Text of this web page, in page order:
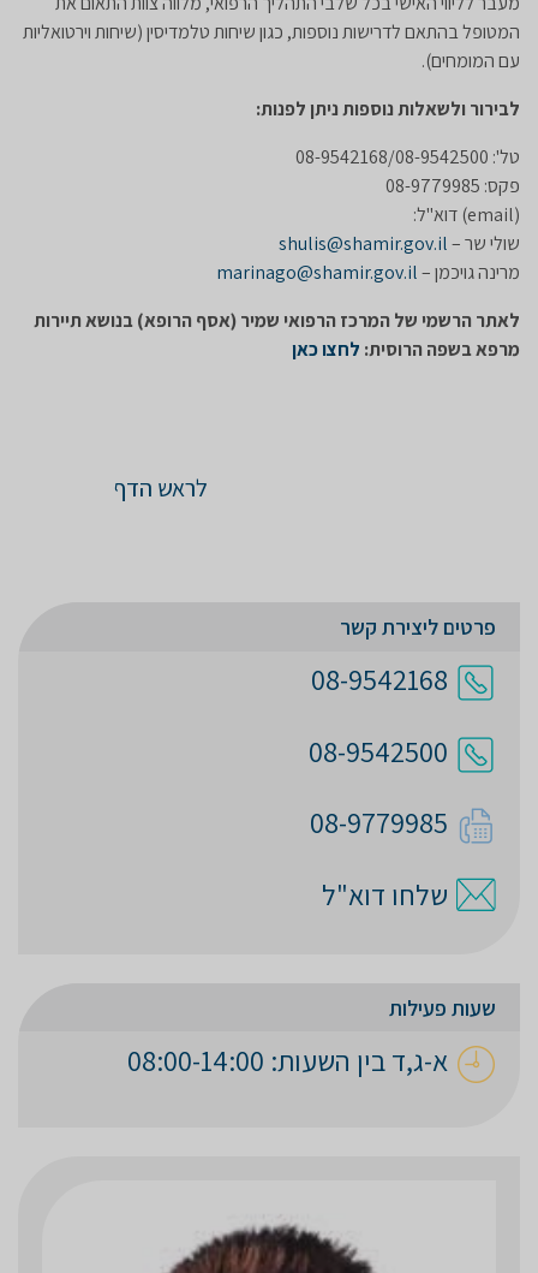
המטופל בהתאם לדרישות נוספות, כגון שיחות טלמדיסין (שיחות וירטואליות
עם המומחים).
לבירור ולשאלות נוספות ניתן לפנות:
טל': 08-9542168/08-9542500
פקס: 08-9779985
(email) דוא"ל:
שולי שר –shulis@shamir.gov.il
מרינה גויכמן –marinago@shamir.gov.il
לאתר הרשמי של המרכז הרפואי שמיר (אסף הרופא) בנושא תיירות
מרפא בשפה הרוסית: לחצו כאן
לראש הדף
פרטים ליצירת קשר
08-9542168
08-9542500
08-9779985
שלחו דוא"ל
שעות פעילות
א-ג,ד בין השעות: 08:00-14:00